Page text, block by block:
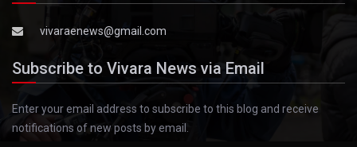
vivaraenews@gmail.com
Subscribe to Vivara News via Email
Enter your email address to subscribe to this blog and receive
notifications of new posts by email.